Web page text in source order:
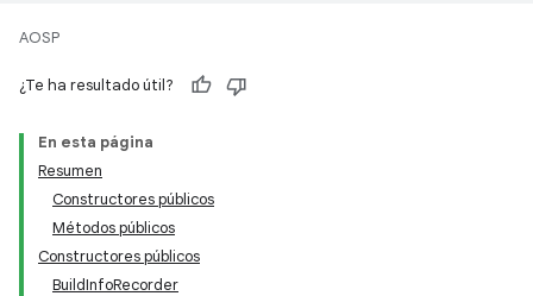
AOSP
¿Te ha resultado útil?
En esta página
Resumen
Constructores públicos
Métodos públicos
Constructores públicos
BuildInfoRecorder